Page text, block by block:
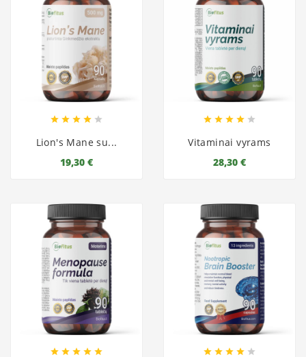
    
Lion's Mane su...
19,30 €
    
Vitaminai vyrams
28,30 €
         